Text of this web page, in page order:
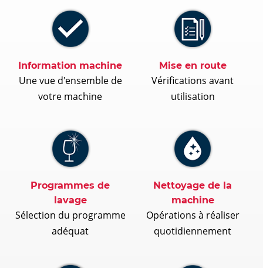
Information machine
Une vue d'ensemble de
votre machine
Mise en route
Vérifications avant
utilisation
Programmes de
lavage
Sélection du programme
adéquat
Nettoyage de la
machine
Opérations à réaliser
quotidiennement